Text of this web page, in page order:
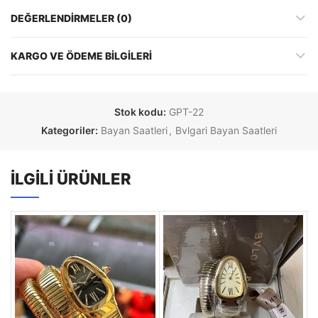
DEĞERLENDIRMELER (0)
KARGO VE ÖDEME BILGILERI
Stok kodu: GPT-22
Kategoriler: Bayan Saatleri , Bvlgari Bayan Saatleri
İLGILI ÜRÜNLER